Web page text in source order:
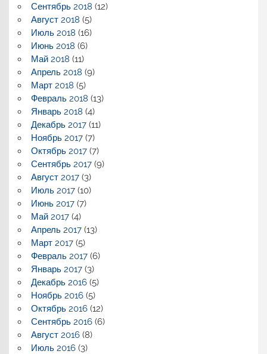
Сентябрь 2018 (12)
Август 2018 (5)
Июль 2018 (16)
Июнь 2018 (6)
Май 2018 (11)
Апрель 2018 (9)
Март 2018 (5)
Февраль 2018 (13)
Январь 2018 (4)
Декабрь 2017(11)
Ноябрь 2017(7)
Октябрь 2017(7)
Сентябрь 2017(9)
Август 2017(3)
Июль 2017(10)
Июнь 2017(7)
Май 2017(4)
Апрель 2017(13)
Март 2017(5)
Февраль 2017(6)
Январь 2017(3)
Декабрь 2016(5)
Ноябрь 2016(5)
Октябрь 2016(12)
Сентябрь 2016(6)
Август 2016(8)
Июль 2016(3)